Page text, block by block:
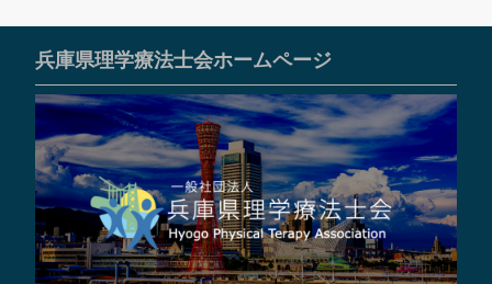
兵庫県理学療法士会ホームページ